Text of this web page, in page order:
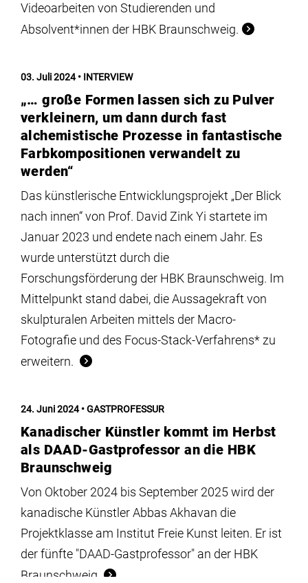
Videoarbeiten von Studierenden und
Absolvent*innen der HBK Braunschweig.
03. Juli 2024 INTERVIEW
„… große Formen lassen sich zu Pulver
verkleinern, um dann durch fast
alchemistische Prozesse in fantastische
Farbkompositionen verwandelt zu
werden“
Das künstlerische Entwicklungsprojekt „Der Blick
nach innen“ von Prof. David Zink Yi startete im
Januar 2023 und endete nach einem Jahr. Es
wurde unterstützt durch die
Forschungsförderung der HBK Braunschweig. Im
Mittelpunkt stand dabei, die Aussagekraft von
skulpturalen Arbeiten mittels der Macro-
Fotografie und des Focus-Stack-Verfahrens* zu
erweitern.
24. Juni 2024 GASTPROFESSUR
Kanadischer Künstler kommt im Herbst
als DAAD-Gastprofessor an die HBK
Braunschweig
Von Oktober 2024 bis September 2025 wird der
kanadische Künstler Abbas Akhavan die
Projektklasse am Institut Freie Kunst leiten. Er ist
der fünfte "DAAD-Gastprofessor" an der HBK
Braunschweig.